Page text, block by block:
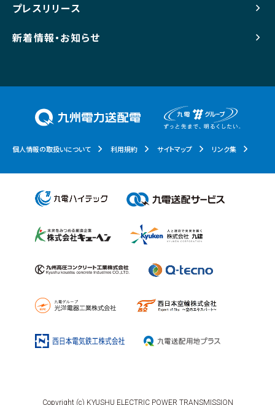
プレスリリース
新着情報・お知らせ
個人情報の取扱いについて 利用規約 サイトマップ リンク集
Copyright (c) KYUSHU ELECTRIC POWER TRANSMISSION